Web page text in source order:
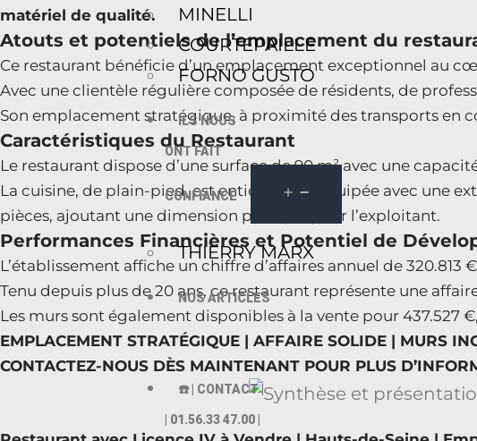
MINELLI
COURTEPAILLE
FORNO GUSTO
ILS NOUS
ONT FAIT
CONFIANCE
THIERRY MARX
NOS ARTICLES
☎️ | CONTACT |
| 01.56.33 47.00 |
matériel de qualité.
Atouts et potentiels de l’emplacement du
Ce restaurant bénéficie d’un emplacement exceptionnel au
Avec une clientèle régulière composée de résidents, de
Son emplacement stratégique, à proximité des transports
Caractéristiques du Restaurant
Le restaurant dispose d’une surface de 90 m² avec une
La cuisine, de plain-pied, est entièrement équipée avec une
pièces, ajoutant une dimension pratique pour l’exploitant.
Performances Financières et Potentiel de
L’établissement affiche un chiffre d’affaires annuel de 320.813
Tenu depuis plus de 20 ans, ce restaurant représente une
Les murs sont également disponibles à la vente pour
EMPLACEMENT STRATÉGIQUE | AFFAIRE SOLIDE | MURS
CONTACTEZ-NOUS DÈS MAINTENANT POUR PLUS